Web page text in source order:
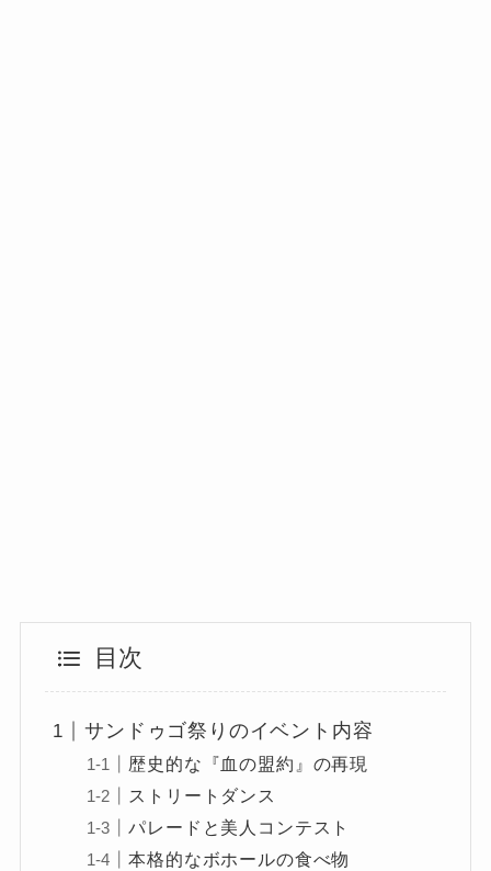
目次
サンドゥゴ祭りのイベント内容
歴史的な『血の盟約』の再現
ストリートダンス
パレードと美人コンテスト
本格的なボホールの食べ物